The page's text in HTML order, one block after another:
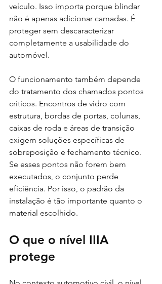
veículo. Isso importa porque blindar
não é apenas adicionar camadas. É
proteger sem descaracterizar
completamente a usabilidade do
automóvel.
O funcionamento também depende
do tratamento dos chamados pontos
críticos. Encontros de vidro com
estrutura, bordas de portas, colunas,
caixas de roda e áreas de transição
exigem soluções específicas de
sobreposição e fechamento técnico.
Se esses pontos não forem bem
executados, o conjunto perde
eficiência. Por isso, o padrão da
instalação é tão importante quanto o
material escolhido.
O que o nível IIIA
protege